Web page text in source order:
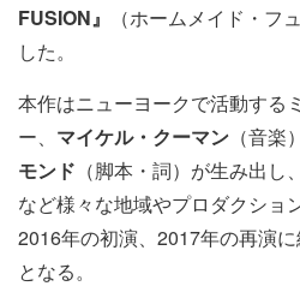
FUSION』
（ホームメイド・フ
した。
本作はニューヨークで活動する
ー、 マイケル・クーマン （音楽
モンド （脚本・詞）が生み出
など様々な地域やプロダクショ
2016年の初演、2017年の再演
となる。